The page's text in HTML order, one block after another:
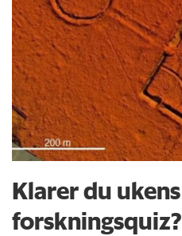
Klarer du ukens
forskningsquiz?